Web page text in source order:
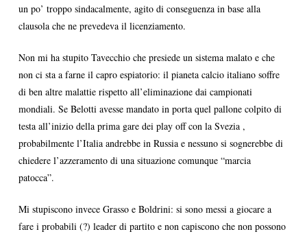
un po’ troppo sindacalmente, agito di conseguenza in base alla
clausola che ne prevedeva il licenziamento.
Non mi ha stupito Tavecchio che presiede un sistema malato e che
non ci sta a farne il capro espiatorio: il pianeta calcio italiano soffre
di ben altre malattie rispetto all’eliminazione dai campionati
mondiali. Se Belotti avesse mandato in porta quel pallone colpito di
testa all’inizio della prima gare dei play off con la Svezia ,
probabilmente l’Italia andrebbe in Russia e nessuno si sognerebbe di
chiedere l’azzeramento di una situazione comunque “marcia
patocca”.
Mi stupiscono invece Grasso e Boldrini: si sono messi a giocare a
fare i probabili (?) leader di partito e non capiscono che non possono